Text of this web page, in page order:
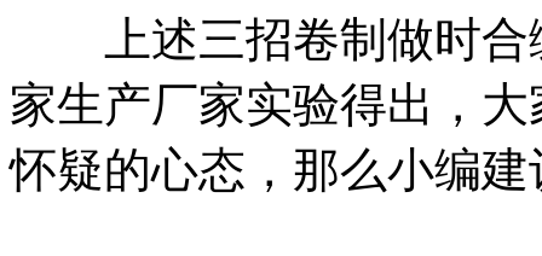
上述三招卷制做时合
家生产厂家实验得出，
怀疑的心态，那么小编